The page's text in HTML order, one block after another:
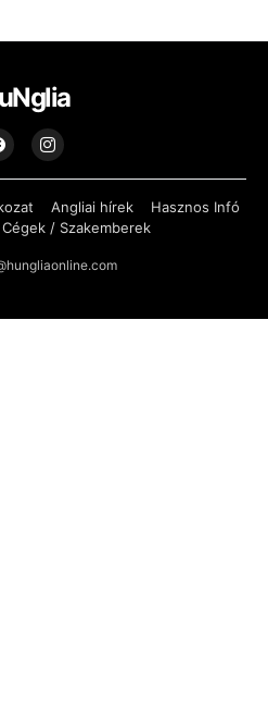
Angliai hírek
Hasznos Infó
/ Szakemberek